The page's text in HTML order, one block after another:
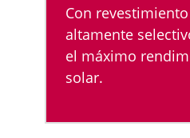
Con
altamente
el máximo
solar.